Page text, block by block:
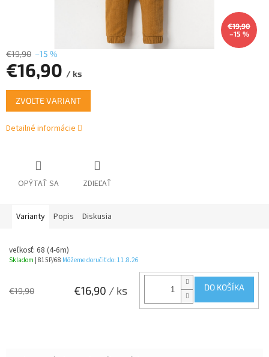
€19,90
–15 %
€19,90 –15 %
€16,90 / ks
Jednotková
cena:
ZVOĽTE VARIANT
Detailné informácie
OPÝTAŤ SA ZDIEĽAŤ
Varianty Popis Diskusia
veľkosť: 68 (4-6m)
Skladom | 815P/68 Môžeme doručiť do: 11.8.26
€19,90 €16,90 / ks DO KOŠÍKA